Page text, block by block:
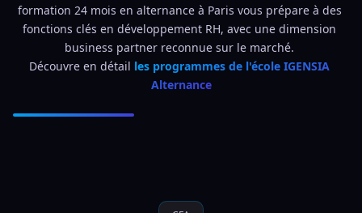
formation 24 mois en alternance à Paris vous prépare à des
fonctions clés en développement RH, avec une dimension
business partner reconnue sur le marché.
Découvre en détail les programmes de l'école IGENSIA
Alternance